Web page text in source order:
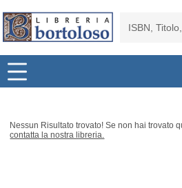
Nessun Risultato trovato! Se non hai trovato
contatta la nostra libreria.